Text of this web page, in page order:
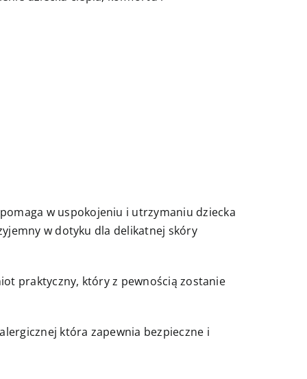
w uspokojeniu i utrzymaniu dziecka
w dotyku dla delikatnej skóry
praktyczny, który z pewnością zostanie
która zapewnia bezpieczne i